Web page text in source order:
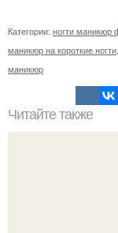
Категории: ногти маникюр
маникюр на короткие ногти
маникюр
Читайте также